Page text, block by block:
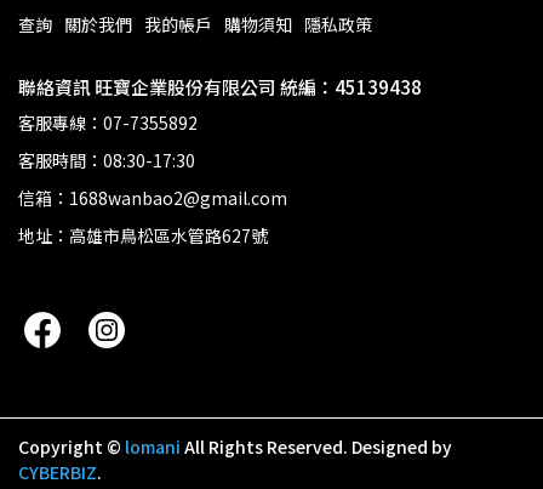
查詢 關於我們 我的帳戶 購物須知 隱私政策
聯絡資訊 旺寶企業股份有限公司 統編：45139438
客服專線：07-7355892
客服時間：08:30-17:30
信箱：1688wanbao2@gmail.com
地址：高雄市鳥松區水管路627號
Copyright © lomani All Rights Reserved. Designed by
CYBERBIZ.